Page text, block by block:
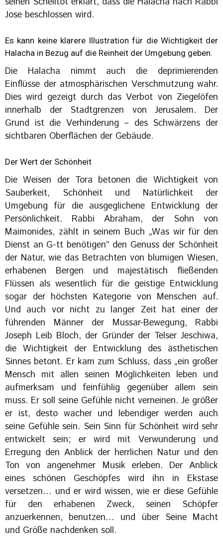
Jose beschlossen wird.
Es kann keine klarere Illustration für die Wichtigkeit der
Halacha in Bezug auf die Reinheit der Umgebung geben.
Die Halacha nimmt auch die deprimierenden
Einflüsse der atmosphärischen Verschmutzung wahr.
Dies wird gezeigt durch das Verbot von Ziegelöfen
innerhalb der Stadtgrenzen von Jerusalem. Der
Grund ist die Verhinderung – des Schwärzens der
sichtbaren Oberflächen der Gebäude.
Der Wert der Schönheit
Die Weisen der Tora betonen die Wichtigkeit von
Sauberkeit, Schönheit und Natürlichkeit der
Umgebung für die ausgeglichene Entwicklung der
Persönlichkeit. Rabbi Abraham, der Sohn von
Maimonides, zählt in seinem Buch „Was wir für den
Dienst an G-tt benötigen“ den Genuss der Schönheit
der Natur, wie das Betrachten von blumigen Wiesen,
erhabenen Bergen und majestätisch fließenden
Flüssen als wesentlich für die geistige Entwicklung
sogar der höchsten Kategorie von Menschen auf.
Und auch vor nicht zu langer Zeit hat einer der
führenden Männer der Mussar-Bewegung, Rabbi
Joseph Leib Bloch, der Gründer der Telser Jeschiwa,
die Wichtigkeit der Entwicklung des ästhetischen
Sinnes betont. Er kam zum Schluss, dass „ein großer
Mensch mit allen seinen Möglichkeiten leben und
aufmerksam und feinfühlig gegenüber allem sein
muss. Er soll seine Gefühle nicht verneinen. Je größer
er ist, desto wacher und lebendiger werden auch
seine Gefühle sein. Sein Sinn für Schönheit wird sehr
entwickelt sein; er wird mit Verwunderung und
Erregung den Anblick der herrlichen Natur und den
Ton von angenehmer Musik erleben. Der Anblick
eines schönen Geschöpfes wird ihn in Ekstase
versetzen… und er wird wissen, wie er diese Gefühle
für den erhabenen Zweck, seinen Schöpfer
anzuerkennen, benutzen… und über Seine Macht
und Größe nachdenken soll.